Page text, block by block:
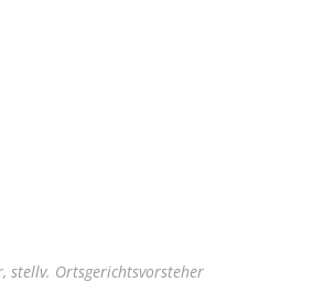
stellv. Ortsgerichtsvorsteher